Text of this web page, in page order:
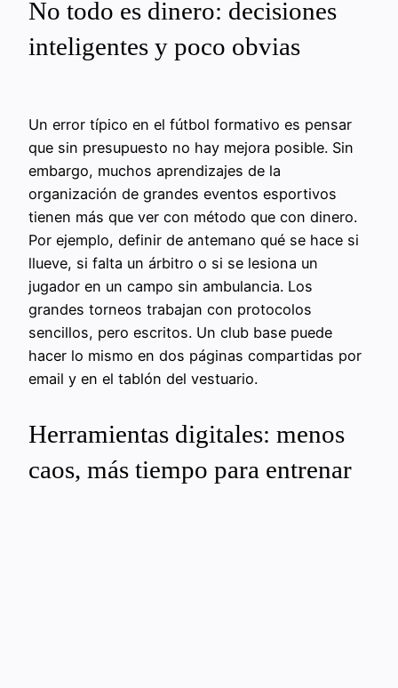
No todo es dinero: decisiones
inteligentes y poco obvias
Un error típico en el fútbol formativo es pensar
que sin presupuesto no hay mejora posible. Sin
embargo, muchos aprendizajes de la
organización de grandes eventos esportivos
tienen más que ver con método que con dinero.
Por ejemplo, definir de antemano qué se hace si
llueve, si falta un árbitro o si se lesiona un
jugador en un campo sin ambulancia. Los
grandes torneos trabajan con protocolos
sencillos, pero escritos. Un club base puede
hacer lo mismo en dos páginas compartidas por
email y en el tablón del vestuario.
Herramientas digitales: menos
caos, más tiempo para entrenar